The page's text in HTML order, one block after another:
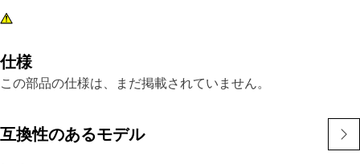
用途
のCatディーラにお問い合わせください。
仕様
この部品の仕様は、まだ掲載されていません。
互換性のあるモデル